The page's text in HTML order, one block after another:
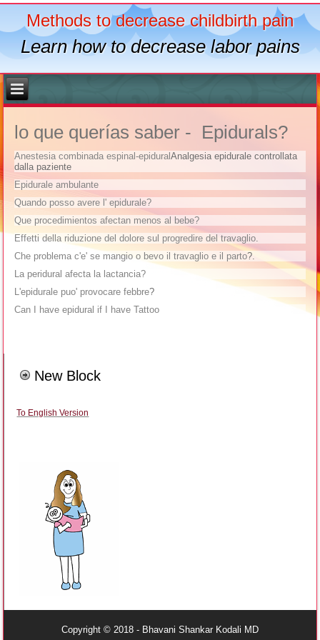
Methods to decrease childbirth pain
Learn how to decrease labor pains
lo que querías saber - Epidurals?
Anestesia combinada espinal-epiduralAnalgesia epidurale controllata
dalla paziente
Epidurale ambulante
Quando posso avere l' epidurale?
Que procedimientos afectan menos al bebe?
Effetti della riduzione del dolore sul progredire del travaglio.
Che problema c'e' se mangio o bevo il travaglio e il parto?.
La peridural afecta la lactancia?
L'epidurale puo' provocare febbre?
Can I have epidural if I have Tattoo
New Block
To English Version
Copyright © 2018 - Bhavani Shankar Kodali MD